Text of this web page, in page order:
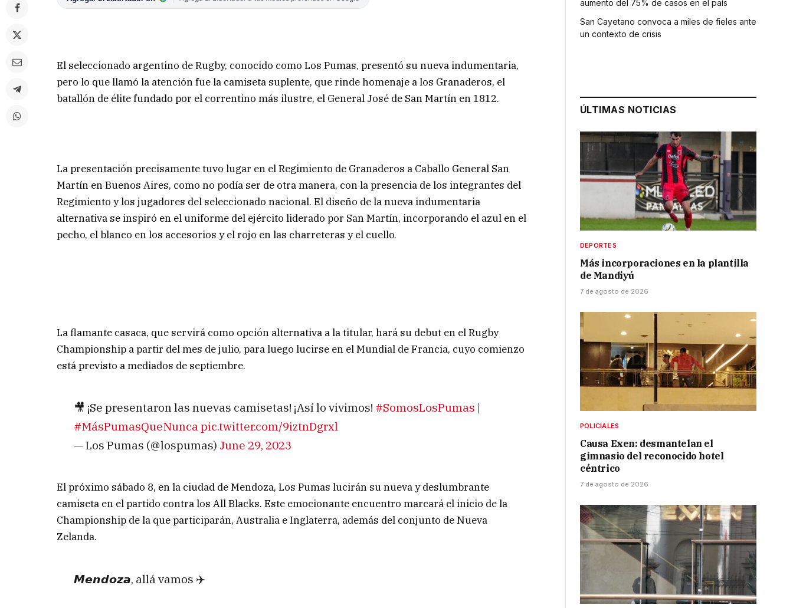
El seleccionado argentino de Rugby, conocido como Los Pumas, presentó su nueva indumentaria,
pero lo que llamó la atención fue la camiseta suplente, que rinde homenaje a los Granaderos, el
batallón de élite fundado por el correntino más ilustre, el General José de San Martín en 1812.
La presentación precisamente tuvo lugar en el Regimiento de Granaderos a Caballo General San
Martín en Buenos Aires, como no podía ser de otra manera, con la presencia de los integrantes del
Regimiento y los jugadores del seleccionado nacional. El diseño de la nueva indumentaria
alternativa se inspiró en el uniforme del ejército liderado por San Martín, incorporando el azul en el
pecho, el blanco en los accesorios y el rojo en las charreteras y el cuello.
La flamante casaca, que servirá como opción alternativa a la titular, hará su debut en el Rugby
Championship a partir del mes de julio, para luego lucirse en el Mundial de Francia, cuyo comienzo
está previsto a mediados de septiembre.
🎥 ¡Se presentaron las nuevas camisetas! ¡Así lo vivimos! #SomosLosPumas |
#MásPumasQueNuncapic.twitter.com/9iztnDgrxl
— Los Pumas (@lospumas) June 29, 2023
El próximo sábado 8, en la ciudad de Mendoza, Los Pumas lucirán su nueva y deslumbrante
camiseta en el partido contra los All Blacks. Este emocionante encuentro marcará el inicio de la
Championship de la que participarán, Australia e Inglaterra, además del conjunto de Nueva
Zelanda.
𝙈𝙚𝙣𝙙𝙤𝙯𝙖, allá vamos ✈️
aumento del 75% de casos en el país
San Cayetano convoca a miles de fieles ante
un contexto de crisis
ÚLTIMAS NOTICIAS
DEPORTES
Más incorporaciones en la plantilla
de Mandiyú
7 de agosto de 2026
POLICIALES
Causa Exen: desmantelan el
gimnasio del reconocido hotel
céntrico
7 de agosto de 2026